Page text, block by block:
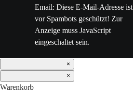
Email: Diese E-Mail-Adresse ist
vor Spambots geschützt! Zur
Anzeige muss JavaScript
eingeschaltet sein.
×
×
Warenkorb